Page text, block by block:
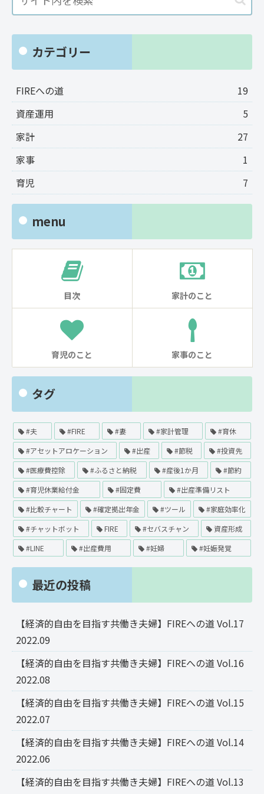
カテゴリー
FIREへの道
19
資産運用
5
家計
27
家事
1
育児
7
menu
目次 家計のこと
育児のこと 家事のこと
タグ
#夫 #FIRE #妻 #家計管理
#育休
#アセットアロケーション
#出産 #節税
#投資先
#医療費控除
#ふるさと納税 #産後1か月
#節約
#育児休業給付金
#固定費
#出産準備リスト
#比較チャート
#確定拠出年金 #ツール
#家庭効率化
#チャットボット
FIRE #セバスチャン
資産形成
#LINE
#出産費用 #妊婦 #妊娠発覚
最近の投稿
【経済的自由を目指す共働き夫婦】FIREへの道 Vol.17
2022.09
【経済的自由を目指す共働き夫婦】FIREへの道 Vol.16
2022.08
【経済的自由を目指す共働き夫婦】FIREへの道 Vol.15
2022.07
【経済的自由を目指す共働き夫婦】FIREへの道 Vol.14
2022.06
【経済的自由を目指す共働き夫婦】FIREへの道 Vol.13